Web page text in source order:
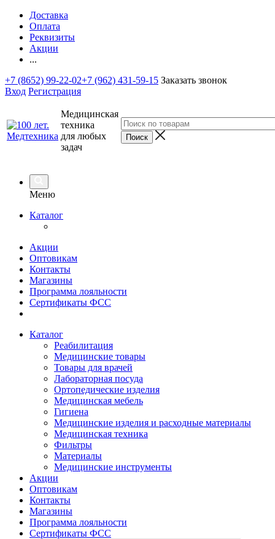
Доставка
Оплата
Реквизиты
Акции
...
+7 (8652) 99-22-02+7 (962) 431-59-15 Заказать звонок
Вход Регистрация
Медицинская
техника
для любых
задач
Меню
Каталог
Акции
Оптовикам
Контакты
Магазины
Программа лояльности
Сертификаты ФСС
Каталог
Реабилитация
Медицинские товары
Товары для врачей
Лабораторная посуда
Ортопедические изделия
Медицинская мебель
Гигиена
Медицинские изделия и расходные материалы
Медицинская техника
Фильтры
Материалы
Медицинские инструменты
Акции
Оптовикам
Контакты
Магазины
Программа лояльности
Сертификаты ФСС